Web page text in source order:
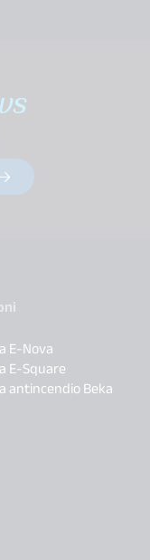
E-Nova
E-Square
antincendio Beka